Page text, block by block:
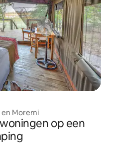
Moremi
op een